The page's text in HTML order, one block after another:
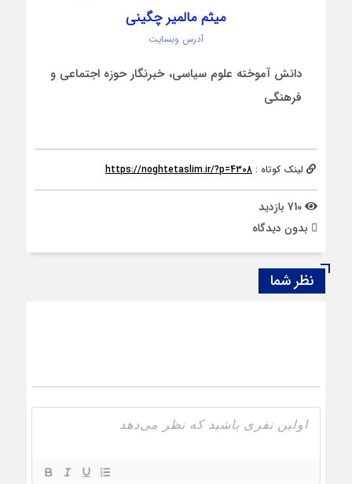
میثم مالمیر چگینی
آدرس وبسایت
دانش آموخته علوم سیاسی، خبرنگار حوزه اجتماعی و
فرهنگی
لینک کوتاه : https://noghtetaslim.ir/?p=4308
بدون دیدگاه
نظر شما